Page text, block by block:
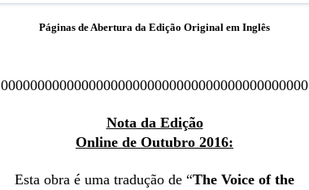
Páginas de Abertura da Edição Original em Inglês
000000000000000000000000000000000000000000
Nota da Edição
Online de Outubro 2016:
Esta obra é uma tradução de “The Voice of the